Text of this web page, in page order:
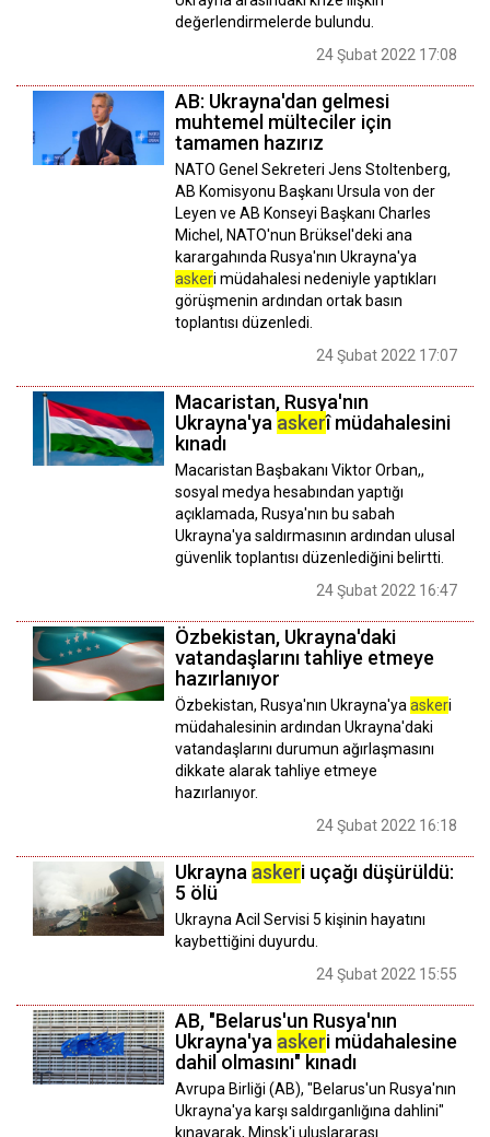
değerlendirmelerde bulundu.
24 Şubat 2022 17:08
AB: Ukrayna'dan gelmesi
muhtemel mülteciler için
tamamen hazırız
NATO Genel Sekreteri Jens Stoltenberg,
AB Komisyonu Başkanı Ursula von der
Leyen ve AB Konseyi Başkanı Charles
Michel, NATO'nun Brüksel'deki ana
karargahında Rusya'nın Ukrayna'ya
askeri müdahalesi nedeniyle yaptıkları
görüşmenin ardından ortak basın
toplantısı düzenledi.
24 Şubat 2022 17:07
Macaristan, Rusya'nın
Ukrayna'ya askerî müdahalesini
kınadı
Macaristan Başbakanı Viktor Orban,,
sosyal medya hesabından yaptığı
açıklamada, Rusya'nın bu sabah
Ukrayna'ya saldırmasının ardından ulusal
güvenlik toplantısı düzenlediğini belirtti.
24 Şubat 2022 16:47
Özbekistan, Ukrayna'daki
vatandaşlarını tahliye etmeye
hazırlanıyor
Özbekistan, Rusya'nın Ukrayna'ya askeri
müdahalesinin ardından Ukrayna'daki
vatandaşlarını durumun ağırlaşmasını
dikkate alarak tahliye etmeye
hazırlanıyor.
24 Şubat 2022 16:18
Ukrayna askeri uçağı düşürüldü:
5 ölü
Ukrayna Acil Servisi 5 kişinin hayatını
kaybettiğini duyurdu.
24 Şubat 2022 15:55
AB, "Belarus'un Rusya'nın
Ukrayna'ya askeri müdahalesine
dahil olmasını" kınadı
Avrupa Birliği (AB), "Belarus'un Rusya'nın
Ukrayna'ya karşı saldırganlığına dahlini"
kınayarak, Minsk'i uluslararası